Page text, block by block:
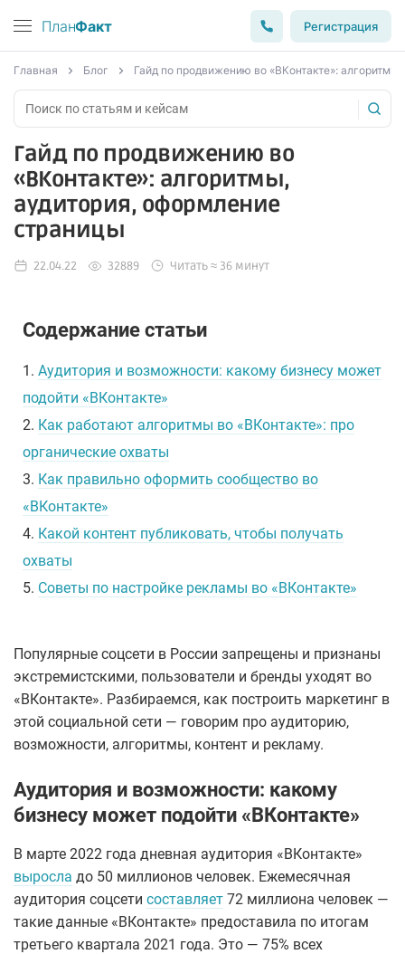
ПланФакт Регистрация
Главная Блог Гайд по продвижению во «ВКонтакте»:
Гайд по продвижению во
«ВКонтакте»: алгоритмы,
аудитория, оформление
страницы
22.04.22 32889 Читать ≈ 36 минут
Содержание статьи
1. Аудитория и возможности: какому бизнесу может
подойти «ВКонтакте»
2. Как работают алгоритмы во «ВКонтакте»: про
органические охваты
3. Как правильно оформить сообщество во
«ВКонтакте»
4. Какой контент публиковать, чтобы получать
охваты
5. Советы по настройке рекламы во «ВКонтакте»
Популярные соцсети в России запрещены и признаны
экстремистскими, пользователи и бренды уходят во
«ВКонтакте». Разбираемся, как построить маркетинг в
этой социальной сети — говорим про аудиторию,
возможности, алгоритмы, контент и рекламу.
Аудитория и возможности: какому
бизнесу может подойти «ВКонтакте»
В марте 2022 года дневная аудитория «ВКонтакте»
выросла до 50 миллионов человек. Ежемесячная
аудитория соцсети составляет 72 миллиона человек —
такие данные «ВКонтакте» предоставила по итогам
третьего квартала 2021 года. Это — 75% всех